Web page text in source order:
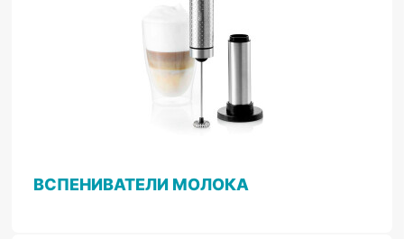
ВСПЕНИВАТЕЛИ МОЛОКА